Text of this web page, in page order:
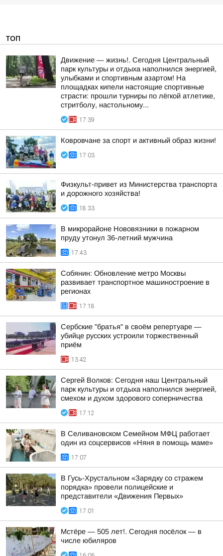
ТОП
Движение — жизнь!. Сегодня Центральный
парк культуры и отдыха наполнился энергией,
улыбками и спортивным азартом! На
площадках кипели настоящие спортивные
страсти: прошли турниры по лёгкой атлетике,
стритболу, настольному...
17:39
Ковровчане за спорт и активный образ жизни!
17:03
Физкульт-привет из Министерства транспорта
и дорожного хозяйства!
18:33
В микрорайоне Нововязники в пожарном
пруду утонул 36-летний мужчина
17:43
Собянин: Обновление метро Москвы
развивает транспортное машиностроение в
регионах
17:18
Сербские "братья" в своём репертуаре —
убийце русских устроили торжественный
приём
13:42
Сергей Волков: Сегодня наш Центральный
парк культуры и отдыха наполнился энергией,
смехом и духом здорового соперничества
17:12
В Селивановском Семейном МФЦ работает
один из соцсервисов «Няня в помощь маме»
17:07
В Гусь-Хрустальном «Зарядку со стражем
порядка» провели полицейские и
представители «Движения Первых»
17:01
Мстёре — 505 лет!. Сегодня посёлок — в
числе юбиляров